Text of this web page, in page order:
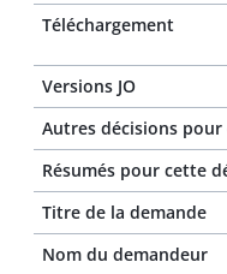
Téléchargement
Versions JO
Autres décisions
Résumés pour cette
Titre de la demande
Nom du demandeur